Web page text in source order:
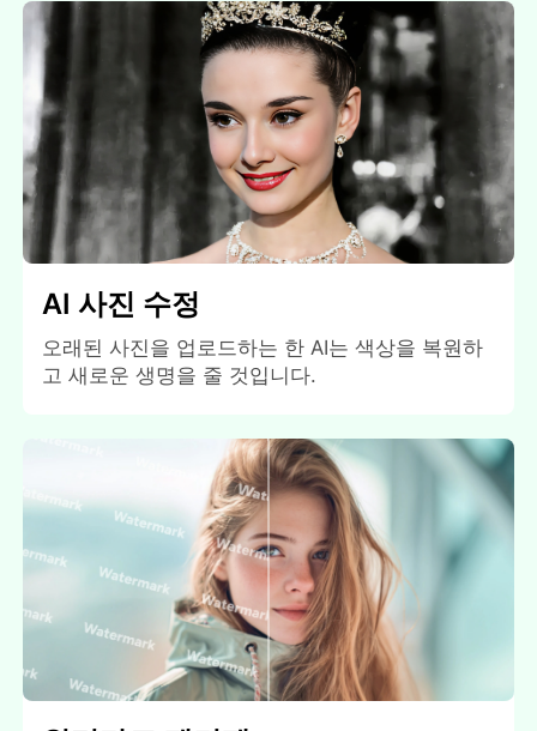
AI 사진 수정
오래된 사진을 업로드하는 한 AI는 색상을 복원하
고 새로운 생명을 줄 것입니다.